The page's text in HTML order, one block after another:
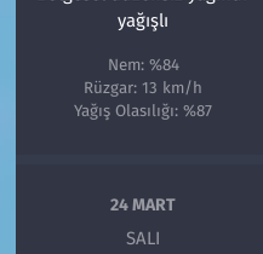
yağışlı
Nem: %84
Rüzgar: 13 km/h
Yağış Olasılığı: %87
24 MART
SALI